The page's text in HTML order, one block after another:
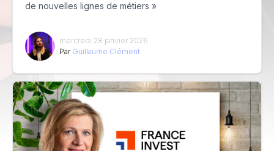
de nouvelles lignes de métiers »
mercredi 28 janvier 2026
Par Guillaume Clément